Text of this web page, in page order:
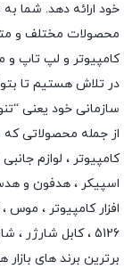
خود ارائه دهد. شما
محصولات مختلف و
کامپیوتر و لپ تاپ و
در تلاش هستیم تا
سازمانی خود یعنی
از جمله محصولاتی که
کامپیوتر ، لوازم
اسپیکر ، هدفون و
افزار کامپیوتر ، موس ،
5126 ،
کابل شارژر ،
برترین برند های